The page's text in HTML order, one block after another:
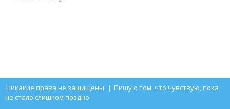
Никакие права не защищены | Пишу о том, что чувствую, пока
не стало слишком поздно